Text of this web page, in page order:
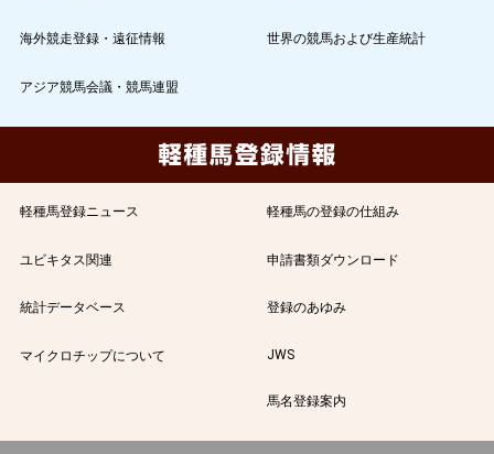
海外競走登録・遠征情報 世界の競馬および生産統計
アジア競馬会議・競馬連盟
軽種馬登録ニュース 軽種馬の登録の仕組み
ユビキタス関連 申請書類ダウンロード
統計データベース 登録のあゆみ
マイクロチップについて JWS
馬名登録案内